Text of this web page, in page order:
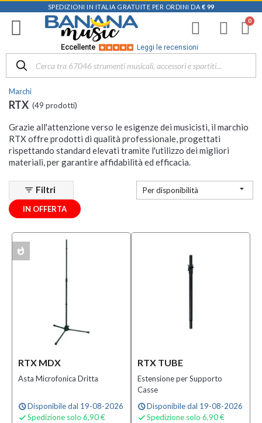
SPEDIZIONI IN ITALIA GRATUITE PER ORDINI DA € 99
Eccellente Leggi le recensioni
Marchi
RTX (49 prodotti)
Grazie all'attenzione verso le esigenze dei musicisti, il marchio
RTX offre prodotti di qualità professionale, progettati
rispettando standard elevati tramite l'utilizzo dei migliori
materiali, per garantire affidabilità ed efficacia.
Filtra
i
risultati
Categoria
Accessori
per
e Bassi
(1)
Accessori
per
Microfoni
(1)
Amplificatori
(1)
TUTTI
Sottocategoria
Accessori
per Aste
(1)
per
IN OFFERTA
filter_list Filtri Per disponibilità 
RTX MDX
Asta Microfonica Dritta
scheduleDisponibile dal 19-08-2026
 Spedizione solo 6,90 €
whatshot
RTX TUBE
Estensione per Supporto
Casse
scheduleDisponibile dal 19-08-2026
 Spedizione solo 6,90 €